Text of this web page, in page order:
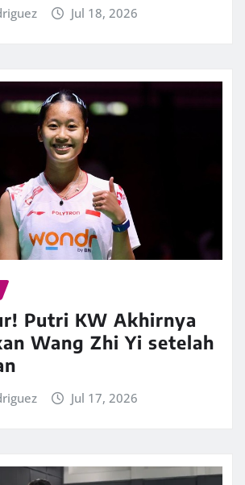
Jul 18, 2026
Putri KW Akhirnya
Wang Zhi Yi setelah
Jul 17, 2026